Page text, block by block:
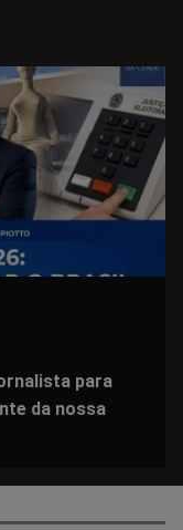
no
Telegram
no
Gettr
para
da nossa